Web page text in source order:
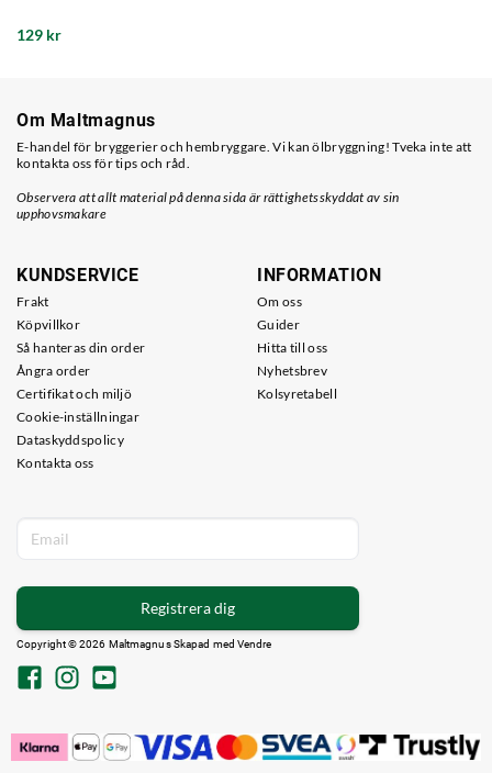
129 kr
Om Maltmagnus
E-handel för bryggerier och hembryggare. Vi kan ölbryggning! Tveka inte att
kontakta oss för tips och råd.
Observera att allt material på denna sida är rättighetsskyddat av sin
upphovsmakare
KUNDSERVICE
Frakt
Köpvillkor
Så hanteras din order
Ångra order
Certifikat och miljö
Cookie-inställningar
Dataskyddspolicy
Kontakta oss
INFORMATION
Om oss
Guider
Hitta till oss
Nyhetsbrev
Kolsyretabell
Registrera dig
Copyright © 2026 Maltmagnus Skapad med Vendre